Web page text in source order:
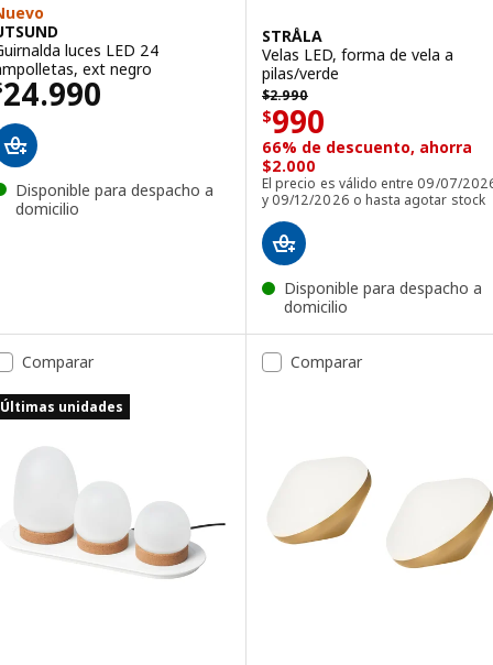
luces LED 24
ext negro
24.990$ 24990
Disponible para despacho a
domicilio
STRÅLA
Velas LED, forma de vela a
pilas/verde
$2.990
$ 2990
$990
Precio $ 990
66% de descuento, ahorra
$2.000
El precio es válido entre 09/07/
y 09/12/2026 o hasta agotar stock
Disponible para despacho a
domicilio
Comparar
Últimas unidades
Comparar